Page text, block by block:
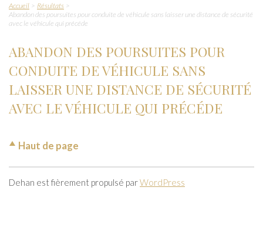
Accueil
Résultats
Abandon des poursuites pour conduite de véhicule sans laisser une distance de sécurité
avec le véhicule qui précéde
ABANDON DES POURSUITES POUR
CONDUITE DE VÉHICULE SANS
LAISSER UNE DISTANCE DE SÉCURITÉ
AVEC LE VÉHICULE QUI PRÉCÉDE
Haut de page
Dehan est fièrement propulsé parWordPress